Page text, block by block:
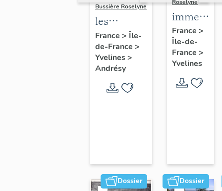
Bussière Roselyne
les
immeubles,
maisons et
fermes du
canton
d'Andrésy
France > Île-
de-France >
Yvelines>
Andrésy
Roselyne
maisons,
fermes
France >
Île-de-
France >
Yvelines
Dossier Dossier